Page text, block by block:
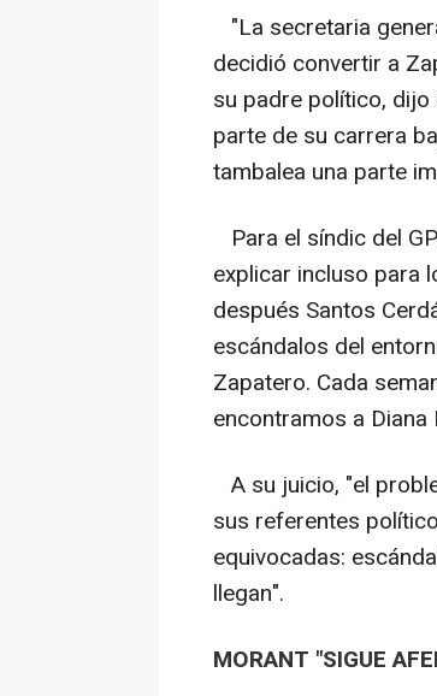
"La secretaria
decidió convertir a
su padre político,
parte de su carrera
tambalea una parte
Para el síndic del
explicar incluso para
después Santos
escándalos del
Zapatero. Cada
encontramos a
A su juicio, "el
sus referentes
equivocadas:
llegan".
MORANT "SIGUE